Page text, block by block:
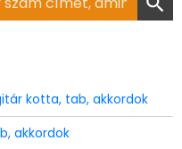
kotta, tab, akkordok
akkordok